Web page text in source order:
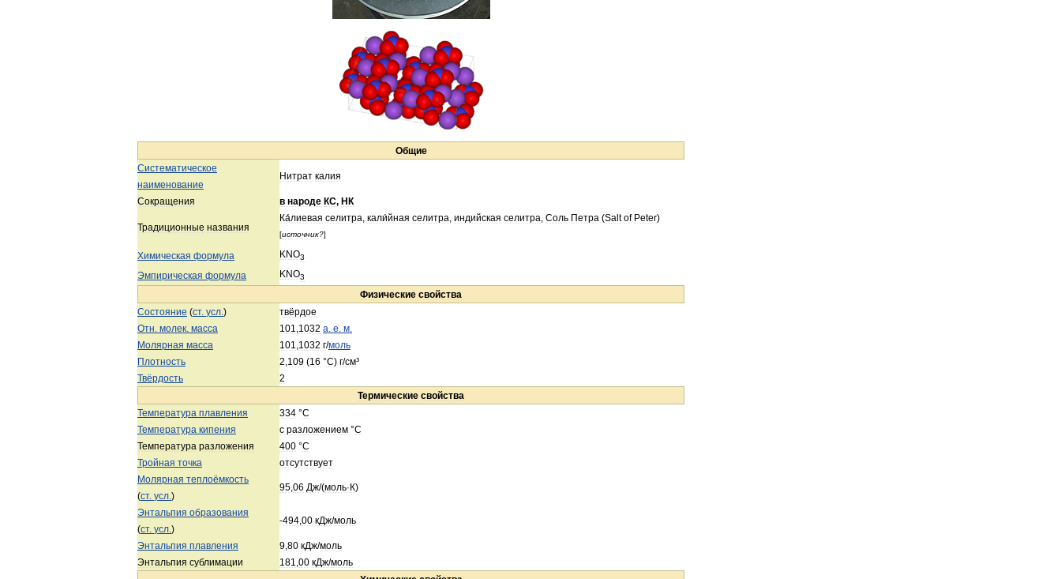
Общие
Систематическое
наименование
Нитрат калия
Сокращения в народе КС, НК
Традиционные названия
Ка́лиевая селитра кали́йная селитра индийская селитра Соль Петра (Salt of Peter)
[источник?]
Химическая формула KNO3
Эмпирическая формула KNO3
Физические свойства
Состояние (ст. усл )
твёрдое
Отн молек масса 101 1032 а е м
Молярная масса 101 1032 г/моль
Плотность
2 109 (16 °C) г/см³
Твёрдость
2
Термические свойства
Температура плавления 334 °C
Температура кипения с разложением °C
Температура разложения 400 °C
Тройная точка
отсутствует
Молярная теплоёмкость
(ст. усл )
95 06 Дж/(моль·К)
Энтальпия образования
(ст. усл )
-494 00 кДж/моль
Энтальпия плавления 9 80 кДж/моль
Энтальпия сублимации 181 00 кДж/моль